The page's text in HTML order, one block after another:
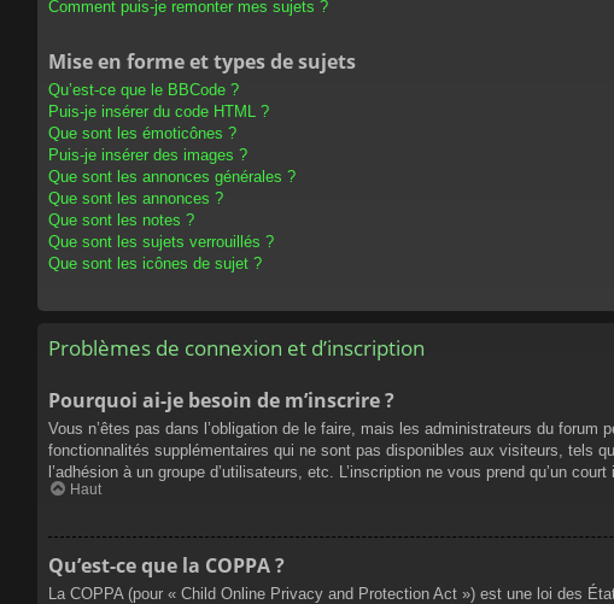
Comment puis-je remonter mes sujets ?
Mise en forme et types de sujets
Qu’est-ce que le BBCode ?
Puis-je insérer du code HTML ?
Que sont les émoticônes ?
Puis-je insérer des images ?
Que sont les annonces générales ?
Que sont les annonces ?
Que sont les notes ?
Que sont les sujets verrouillés ?
Que sont les icônes de sujet ?
Problèmes de connexion et d’inscription
Pourquoi ai-je besoin de m’inscrire ?
Vous n’êtes pas dans l’obligation de le faire, mais les administrateurs du
fonctionnalités supplémentaires qui ne sont pas disponibles aux visiteurs, tels
l’adhésion à un groupe d’utilisateurs, etc. L’inscription ne vous prend qu’un
Haut
Qu’est-ce que la COPPA ?
La COPPA (pour « Child Online Privacy and Protection Act ») est une loi des